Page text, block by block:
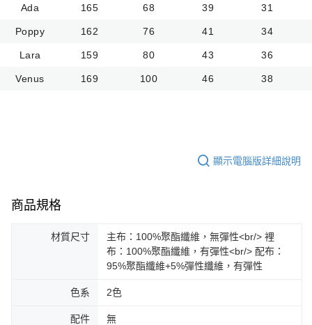
Ada 165 68 39 31
Poppy 162 76 41 34
Lara 159 80 43 36
Venus 169 100 46 38
顯示電腦版詳細說明
商品規格
材質尺寸
主布：100%聚酯纖維，無彈性<br/> 裡
布：100%聚酯纖維，有彈性<br/> 配布：
95%聚酯纖維+5%彈性纖維，有彈性
色系 2色
配件 無